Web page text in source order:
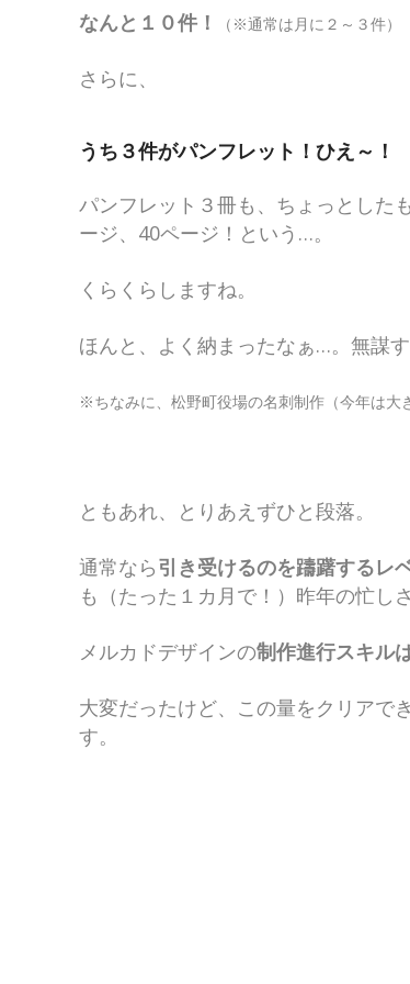
なんと１０件！ （※通常は月に２～３件）
さらに、
うち３件がパンフレット！ひえ～！
パンフレット３冊も、ちょっとした
ージ、40ページ！という…。
くらくらしますね。
ほんと、よく納まったなぁ…。無謀す
※ちなみに、松野町役場の名刺制作（今年は大
ともあれ、とりあえずひと段落。
通常なら引き受けるのを躊躇するレ
も（たった１カ月で！）昨年の忙し
メルカドデザインの制作進行スキル
大変だったけど、この量をクリアで
す。